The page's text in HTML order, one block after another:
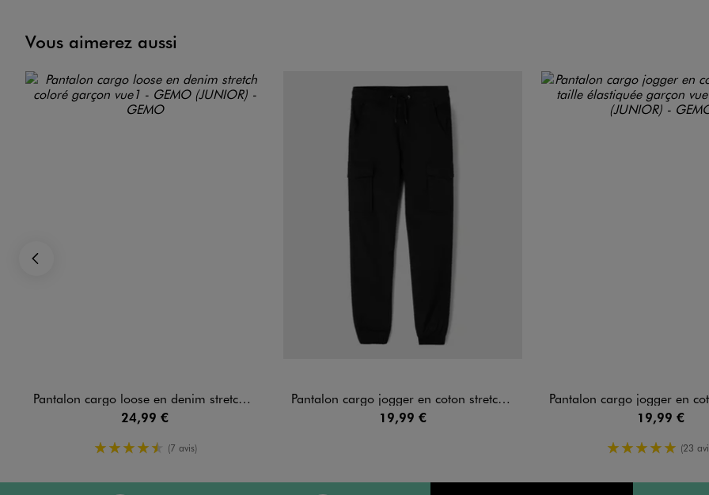
Vous aimerez aussi
Pantalon cargo loose en denim stretch coloré garçon
24,99 €
4.5/5 de moyenne
(7 avis)
Pantalon cargo jogger en coton stretch à taille élastiquée garçon
19,99 €
Pantalon cargo jogger en coton stretch à taille
19,99 €
5/5 de
(23